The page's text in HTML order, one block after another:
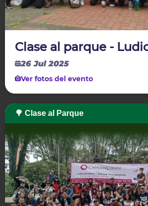
Clase al parque -
26 Jul 2025
Ver fotos del evento
🌳 Clase al Parque